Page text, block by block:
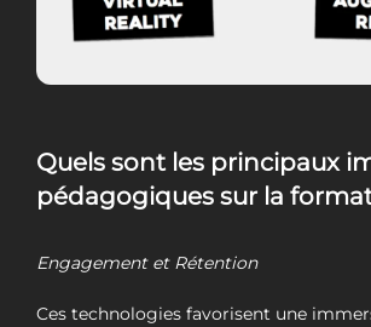
Quels sont les principaux
pédagogiques sur la
Engagement et Rétention
Ces technologies favorisent une